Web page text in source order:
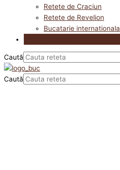
Retete de Craciun
Retete de Revelion
Bucatarie internationala
Caută
Caută